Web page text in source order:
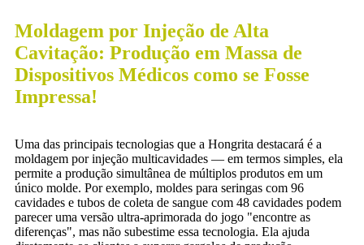
Moldagem por Injeção de Alta
Cavitação: Produção em Massa de
Dispositivos Médicos como se Fosse
Impressa!
Uma das principais tecnologias que a Hongrita destacará é a
moldagem por injeção multicavidades — em termos simples, ela
permite a produção simultânea de múltiplos produtos em um
único molde. Por exemplo, moldes para seringas com 96
cavidades e tubos de coleta de sangue com 48 cavidades podem
parecer uma versão ultra-aprimorada do jogo "encontre as
diferenças", mas não subestime essa tecnologia. Ela ajuda